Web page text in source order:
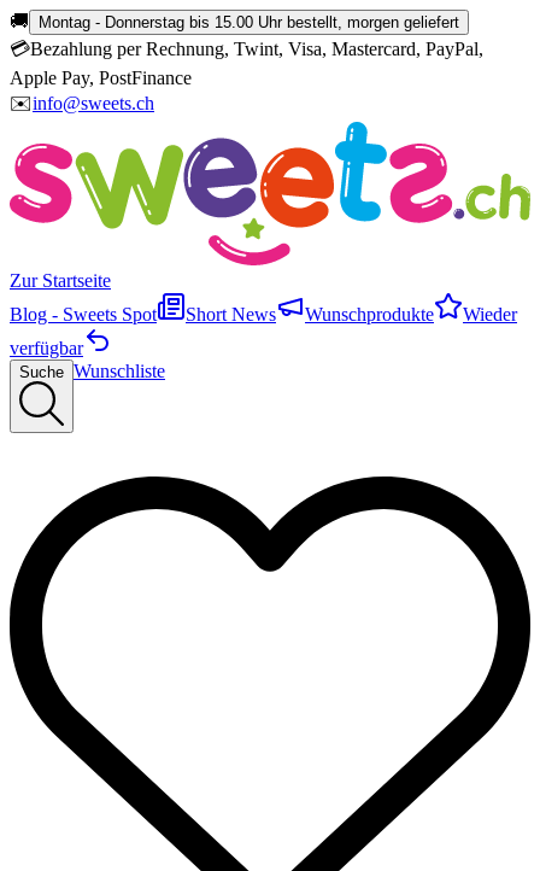
🚚 Montag - Donnerstag bis 15.00 Uhr bestellt, morgen geliefert
💳Bezahlung per Rechnung, Twint, Visa, Mastercard, PayPal,
Apple Pay, PostFinance
✉️info@sweets.ch
Zur Startseite
Blog - Sweets Spot
Short News Wunschprodukte
Wieder
verfügbar
Suche Wunschliste